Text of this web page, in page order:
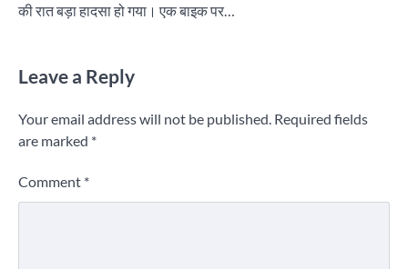
की रात बड़ा हादसा हो गया। एक बाइक पर…
Leave a Reply
Your email address will not be published. Required fields
are marked *
Comment *